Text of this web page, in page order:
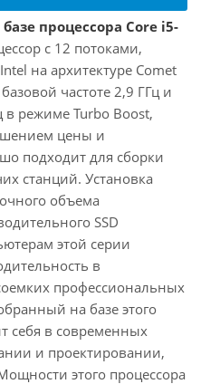
процессора Core i5-
с 12 потоками,
на архитектуре Comet
частоте 2,9 ГГц и
в режиме Turbo Boost,
цены и
подходит для сборки
станций. Установка
объема
SSD
этой серии
в
профессиональных
на базе этого
себя в современных
и проектировании,
этого процессора